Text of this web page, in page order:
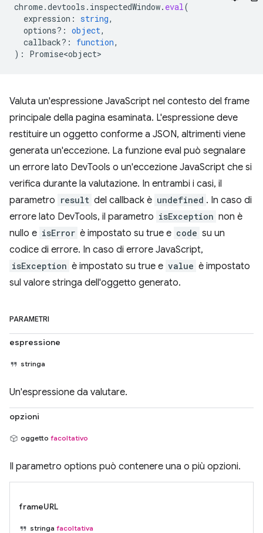
chrome.devtools . inspectedWindow. eval(
expression : string,
options? : object,
callback? : function,
) : Promise<object>
Valuta un'espressione JavaScript nel contesto del frame
principale della pagina esaminata. L'espressione deve
restituire un oggetto conforme a JSON, altrimenti viene
generata un'eccezione. La funzione eval può segnalare
un errore lato DevTools o un'eccezione JavaScript che si
verifica durante la valutazione. In entrambi i casi, il
parametro result del callback è undefined . In caso di
errore lato DevTools, il parametro isException non è
nullo e isError è impostato su true e code su un
codice di errore. In caso di errore JavaScript,
isException è impostato su true e value è impostato
sul valore stringa dell'oggetto generato.
PARAMETRI
espressione
stringa
Un'espressione da valutare.
opzioni
oggetto facoltativo
Il parametro options può contenere una o più opzioni.
frameURL
stringa facoltativa